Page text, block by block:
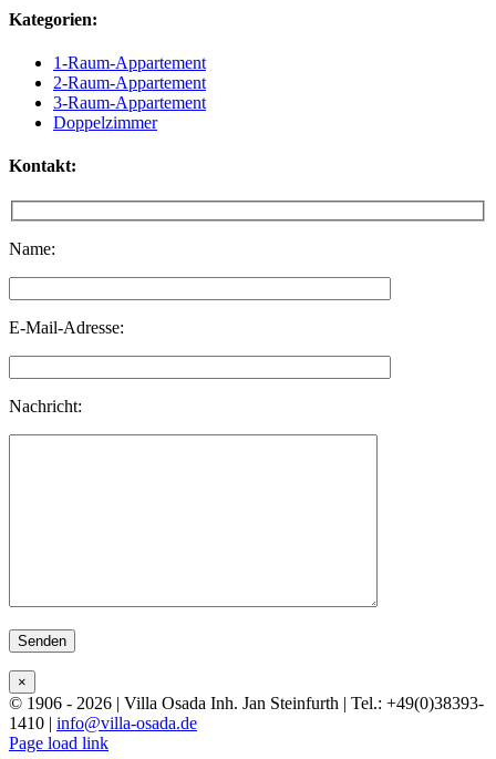
Kategorien:
1-Raum-Appartement
2-Raum-Appartement
3-Raum-Appartement
Doppelzimmer
Kontakt:
Name:
E-Mail-Adresse:
Nachricht:
Bitte lasse dieses Feld leer.
×
© 1906 - 2026 | Villa Osada Inh. Jan Steinfurth | Tel.: +49(0)38393-
1410 | info@villa-osada.de
Facebook
X
Instagram
Page load link